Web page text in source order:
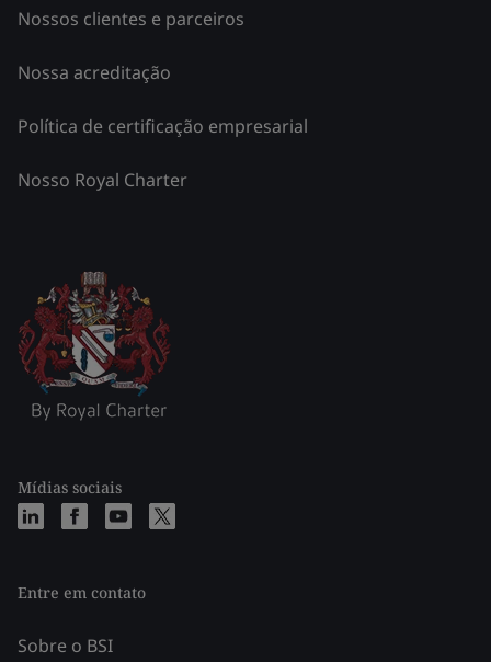
Nossos clientes e parceiros
Nossa acreditação
Política de certificação empresarial
Nosso Royal Charter
Mídias sociais
Entre em contato
Sobre o BSI